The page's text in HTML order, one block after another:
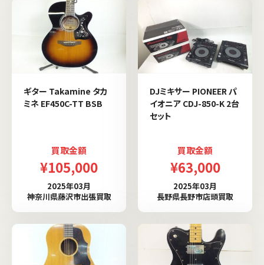
ギター Takamine タカ
ミネ EF450C-TT BSB
買取金額
¥105,000
2025年03月
神奈川県藤沢市出張買取
DJミキサー PIONEER パ
イオニア CDJ-850-K 2台
セット
買取金額
¥63,000
2025年03月
長野県長野市店頭買取